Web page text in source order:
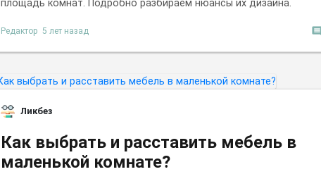
площадь комнат. Подробно разбираем нюансы их дизайна.
Редактор 5 лет назад comment
Ликбез
Как выбрать и расставить мебель в
маленькой комнате?